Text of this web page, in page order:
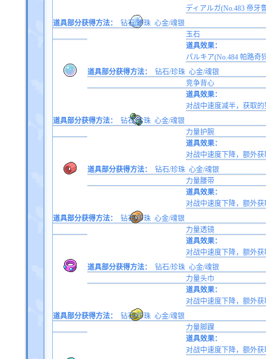
ディアルガ(No.483 帝牙
道具部分获得方法：
钻石/珍珠 心金/魂银
玉石
道具效果：
パルキア(No.484 帕路奇
道具部分获得方法：
钻石/珍珠 心金/魂银
竞争背心
道具效果：
对战中速度减半，获取
道具部分获得方法：
钻石/珍珠 心金/魂银
力量护腕
道具效果：
对战中速度下降，额外
道具部分获得方法：
钻石/珍珠 心金/魂银
力量腰带
道具效果：
对战中速度下降，额外
道具部分获得方法：
钻石/珍珠 心金/魂银
力量透镜
道具效果：
对战中速度下降，额外
道具部分获得方法：
钻石/珍珠 心金/魂银
力量头巾
道具效果：
对战中速度下降，额外
道具部分获得方法：
钻石/珍珠 心金/魂银
力量脚踝
道具效果：
对战中速度下降，额外